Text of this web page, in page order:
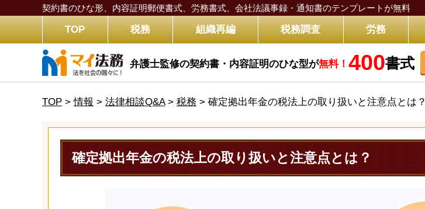
契約書のひな形、内容証明郵便書式、労務書式、 会社法議事録・通知書のテンプレートが無料
TOP 税務 組織再編 税務調査 労務
弁護士監修の契約書・内容証明のひな型が無料！ 400書式
TOP >情報 > 法律相談Q&A> 税務 > 確定拠出年金の税法上の取り扱いと注意点とは？
確定拠出年金の税法上の取り扱いと注意点とは？